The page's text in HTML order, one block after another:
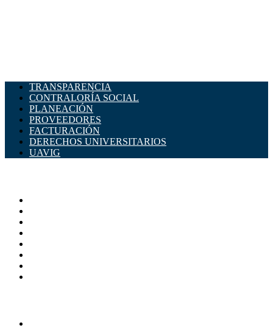
TRANSPARENCIA
CONTRALORÍA SOCIAL
PLANEACIÓN
PROVEEDORES
FACTURACIÓN
DERECHOS UNIVERSITARIOS
UAVIG